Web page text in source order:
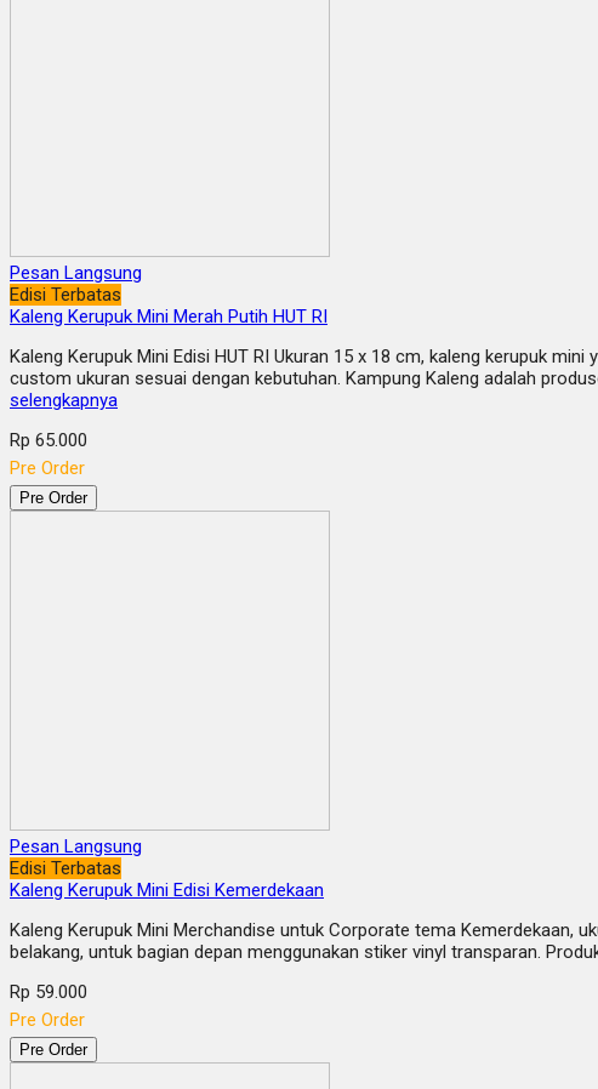
Pesan Langsung
Edisi Terbatas
Kaleng Kerupuk Mini Merah Putih HUT RI
Kaleng Kerupuk Mini Edisi HUT RI Ukuran 15 x 18 cm, kaleng kerupuk
custom ukuran sesuai dengan kebutuhan. Kampung Kaleng adalah
selengkapnya
Rp 65.000
Pre Order
Pre Order
Pesan Langsung
Edisi Terbatas
Kaleng Kerupuk Mini Edisi Kemerdekaan
Kaleng Kerupuk Mini Merchandise untuk Corporate tema Kemerdekaan,
belakang, untuk bagian depan menggunakan stiker vinyl transparan.
Rp 59.000
Pre Order
Pre Order